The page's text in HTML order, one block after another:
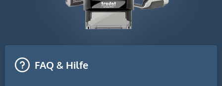
FAQ & Hilfe